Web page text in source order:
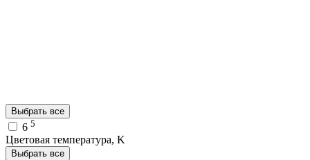
Выбрать все
6 5
Цветовая температура, K
Выбрать все